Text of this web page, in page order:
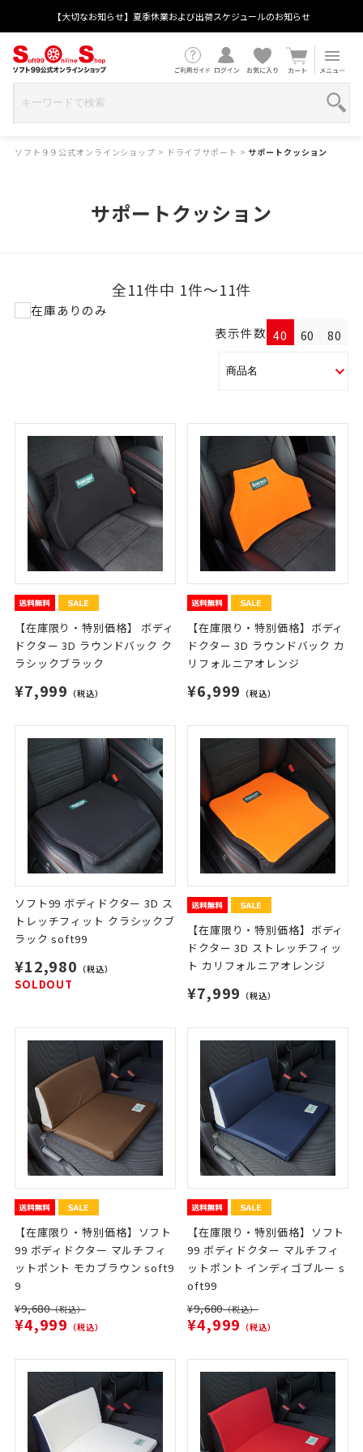
【大切なお知らせ】夏季休業および出荷スケジュールのお知らせ
ソフト９９公式オンラインショップ > ドライブサポート > サポートクッション
サポートクッション
全11件中 1件～11件
在庫ありのみ
表示件数 40 60 80
【在庫限り・特別価格】 ボディ
ドクター 3D ラウンドバック ク
ラシックブラック
¥7,999 （税込）
【在庫限り・特別価格】ボディ
ドクター 3D ラウンドバック カ
リフォルニアオレンジ
¥6,999 （税込）
ソフト99 ボディドクター 3D ス
トレッチフィット クラシックブ
ラック soft99
¥12,980 （税込）
SOLDOUT
【在庫限り・特別価格】ボディ
ドクター 3D ストレッチフィッ
ト カリフォルニアオレンジ
¥7,999 （税込）
【在庫限り・特別価格】ソフト
99 ボディドクター マルチフィ
ットポント モカブラウン soft9
9
¥9,680（税込）
¥4,999 （税込）
【在庫限り・特別価格】ソフト
99 ボディドクター マルチフィ
ットポント インディゴブルー s
oft99
¥9,680（税込）
¥4,999 （税込）